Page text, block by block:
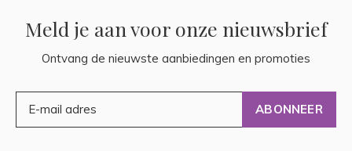
Meld je aan voor onze nieuwsbrief
Ontvang de nieuwste aanbiedingen en promoties
ABONNEER